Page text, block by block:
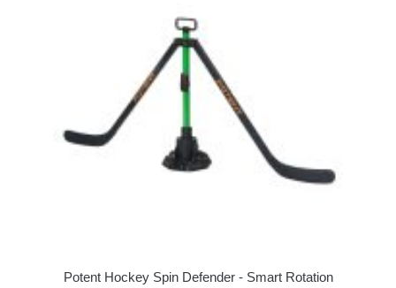
Potent Hockey Spin Defender - Smart Rotation